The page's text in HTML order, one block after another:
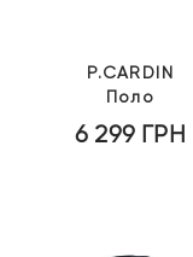
P.CARDIN
Поло
6 299 ГРН